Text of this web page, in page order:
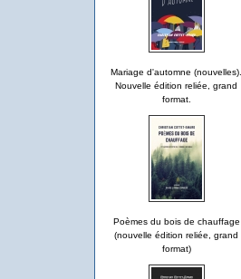
Mariage d'automne (nouvelles).
Nouvelle édition reliée, grand
format.
Poèmes du bois de chauffage
(nouvelle édition reliée, grand
format)